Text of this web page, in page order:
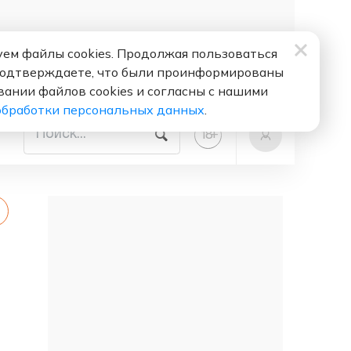
18+
файлы cookies. Продолжая пользоваться
что были проинформированы
файлов cookies и согласны с нашими
персональных данных.